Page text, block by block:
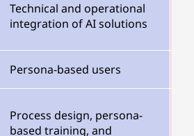
Technical and operational
integration of AI solutions
Persona-based users
Process design, persona-
based training, and